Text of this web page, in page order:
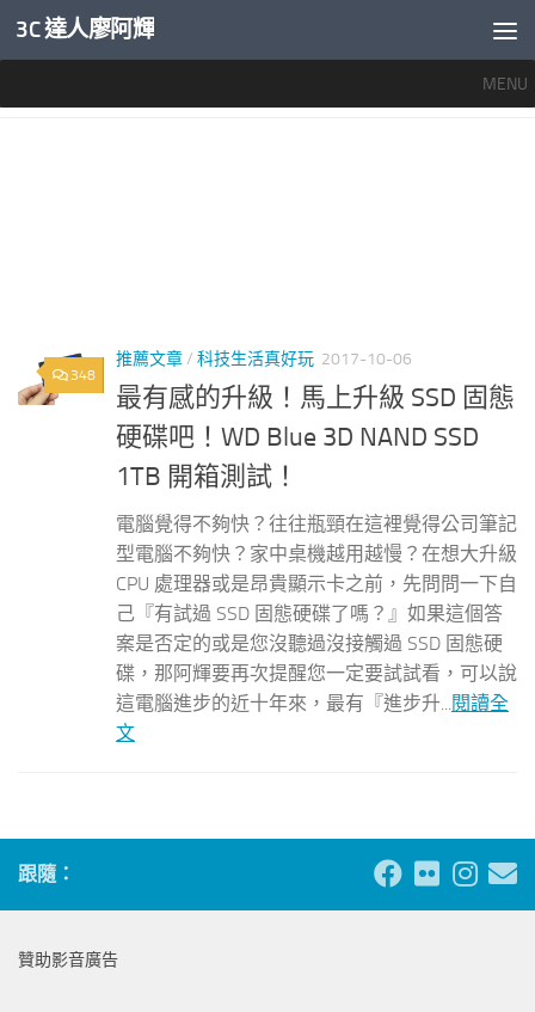
內文下方
3C 達人廖阿輝
MENU
348
推薦文章/ 科技生活真好玩 2017-10-06
最有感的升級！馬上升級 SSD 固態
硬碟吧！WD Blue 3D NAND SSD
1TB 開箱測試！
電腦覺得不夠快？往往瓶頸在這裡覺得公司筆記
型電腦不夠快？家中桌機越用越慢？在想大升級
CPU 處理器或是昂貴顯示卡之前，先問問一下自
己『有試過 SSD 固態硬碟了嗎？』如果這個答
案是否定的或是您沒聽過沒接觸過 SSD 固態硬
碟，那阿輝要再次提醒您一定要試試看，可以說
這電腦進步的近十年來，最有『進步升...閱讀全
文
跟隨：
贊助影音廣告